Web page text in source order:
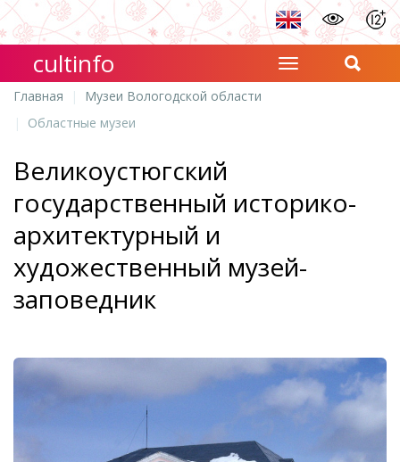
cultinfo
Главная
Музеи Вологодской области
Областные музеи
Великоустюгский
государственный историко-
архитектурный и
художественный музей-
заповедник